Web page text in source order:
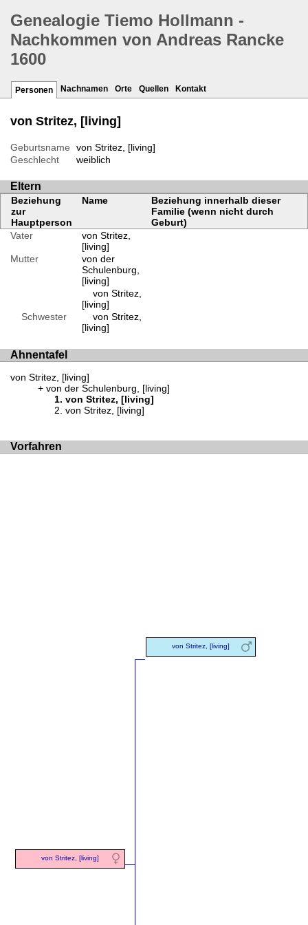
Genealogie Tiemo Hollmann -
Nachkommen von Andreas Rancke
1600
Personen Nachnamen Orte Quellen Kontakt
von Stritez, [living]
Geburtsname
von Stritez, [living]
Geschlecht
weiblich
Eltern
Beziehung
zur
Hauptperson
Name
Beziehung innerhalb dieser
Familie (wenn nicht durch
Geburt)
Vater
von Stritez,
[living]
Mutter
von der
Schulenburg,
[living]
von Stritez,
[living]
Schwester
von Stritez,
[living]
Ahnentafel
von Stritez, [living]
von der Schulenburg, [living]
von Stritez, [living]
von Stritez, [living]
Vorfahren
von Stritez, [living]
von Stritez, [living]